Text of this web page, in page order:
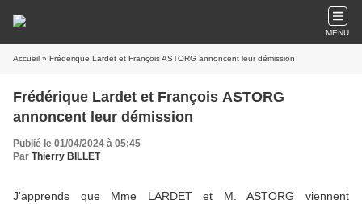
MENU
Accueil » Frédérique Lardet et François ASTORG annoncent leur démission
Frédérique Lardet et François ASTORG
annoncent leur démission
Publié le 01/04/2024 à 05:45
Par Thierry BILLET
J'apprends que Mme LARDET et M. ASTORG viennent